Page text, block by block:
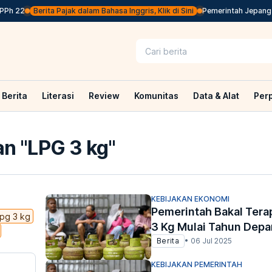
Berita Pajak dalam Bahasa Inggris, Klik di Sini Pemerintah Jepang
Berita Literasi Review Komunitas Data & Alat
"LPG 3 kg"
3 kg
KEBIJAKAN EKONOMI
Pemerintah Bakal
3 Kg Mulai Tahun
Berita • 06 Jul 2025
KEBIJAKAN PEMERINTAH